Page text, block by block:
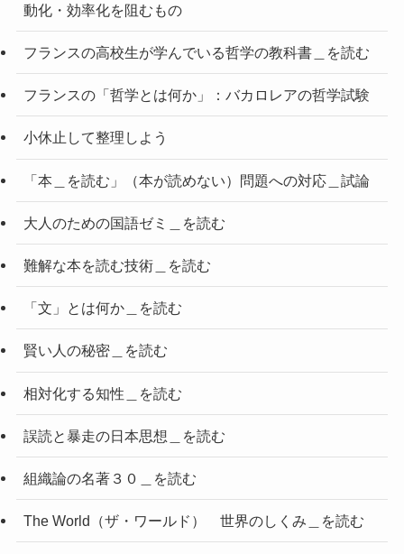
動化・効率化を阻むもの
フランスの高校生が学んでいる哲学の教科書＿を読む
フランスの「哲学とは何か」：バカロレアの哲学試験
小休止して整理しよう
「本＿を読む」（本が読めない）問題への対応＿試論
大人のための国語ゼミ＿を読む
難解な本を読む技術＿を読む
「文」とは何か＿を読む
賢い人の秘密＿を読む
相対化する知性＿を読む
誤読と暴走の日本思想＿を読む
組織論の名著３０＿を読む
The World（ザ・ワールド） 世界のしくみ＿を読む